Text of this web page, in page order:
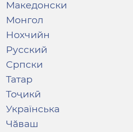
Македонски
Монгол
Нохчийн
Русский
Српски
Татар
Тоҷикӣ
Українська
Чӑваш